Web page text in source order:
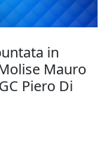
in
Mauro
Piero Di